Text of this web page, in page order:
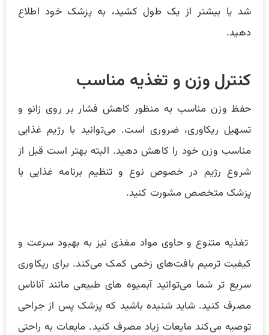
شد یا بیشتر از یک طول کشید، به پزشک خود اطلاع
دهید.
کنترل وزن و تغذیه مناسب
حفظ وزن مناسب به منظور کاهش فشار بر روی زانو و
تسهیل ریکاوری، ضروری است. می‌توانید با رژیم غذایی
مناسب وزن خود را کاهش دهید. البته بهتر است قبل از
شروع رژیم در خصوص نوع و تنظیم برنامه غذایی با
پزشک متخصص مشورت کنید.
تغذیه متنوع و حاوی مواد مغذی نیز به بهبود سرعت و
کیفیت ترمیم بافت‌های زخمی کمک می‌کند. برای ریکاوری
سریع تر شما می‌توانید آبمیوه های طبیعی مانند آناناس
مصرف کنید. شاید شنیده باشید که پزشک پس از جراحی
توصیه می‌کند مایعات زیاد مصرف کنید. مایعات به راحتی